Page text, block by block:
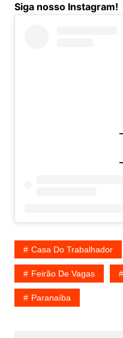
Siga nosso Instagram!
Casa Do Trabalhador
Feirão De Vagas
Paranaíba